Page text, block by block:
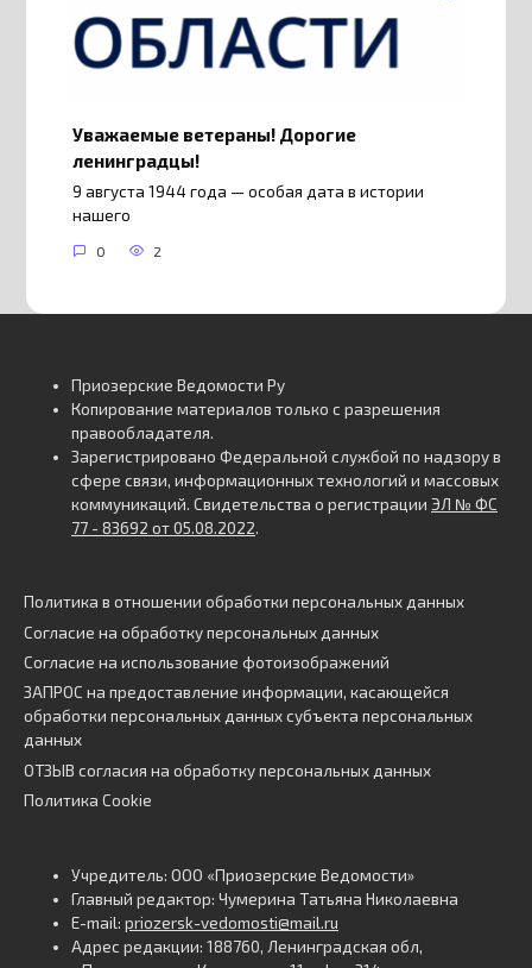
Уважаемые ветераны! Дорогие
ленинградцы!
9 августа 1944 года — особая дата в истории
нашего
0 2
Приозерские Ведомости Ру
Копирование материалов только с разрешения
правообладателя.
Зарегистрировано Федеральной службой по надзору в
сфере связи, информационных технологий и массовых
коммуникаций. Свидетельства о регистрации ЭЛ № ФС
77 - 83692 от 05.08.2022.
Политика в отношении обработки персональных данных
Согласие на обработку персональных данных
Согласие на использование фотоизображений
ЗАПРОС на предоставление информации, касающейся
обработки персональных данных субъекта персональных
данных
ОТЗЫВ согласия на обработку персональных данных
Политика Cookie
Учредитель: ООО «Приозерские Ведомости»
Главный редактор: Чумерина Татьяна Николаевна
E-mail: priozersk-vedomosti@mail.ru
Адрес редакции: 188760, Ленинградская обл,